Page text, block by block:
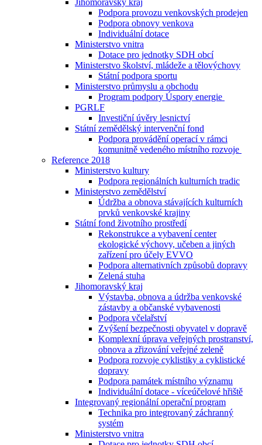
Jihomoravský kraj
Podpora provozu venkovských prodejen
Podpora obnovy venkova
Individuální dotace
Ministerstvo vnitra
Dotace pro jednotky SDH obcí
Ministerstvo školství, mládeže a tělovýchovy
Státní podpora sportu
Ministerstvo průmyslu a obchodu
Program podpory Úspory energie
PGRLF
Investiční úvěry lesnictví
Státní zemědělský intervenční fond
Podpora provádění operací v rámci
komunitně vedeného místního rozvoje
Reference 2018
Ministerstvo kultury
Podpora regionálních kulturních tradic
Ministerstvo zemědělství
Údržba a obnova stávajících kulturních
prvků venkovské krajiny
Státní fond životního prostředí
Rekonstrukce a vybavení center
ekologické výchovy, učeben a jiných
zařízení pro účely EVVO
Podpora alternativních způsobů dopravy
Zelená stuha
Jihomoravský kraj
Výstavba, obnova a údržba venkovské
zástavby a občanské vybavenosti
Podpora včelařství
Zvýšení bezpečnosti obyvatel v dopravě
Komplexní úprava veřejných prostranství,
obnova a zřizování veřejné zeleně
Podpora rozvoje cyklistiky a cyklistické
dopravy
Podpora památek místního významu
Individuální dotace - víceúčelové hřiště
Integrovaný regionální operační program
Technika pro integrovaný záchranný
systém
Ministerstvo vnitra